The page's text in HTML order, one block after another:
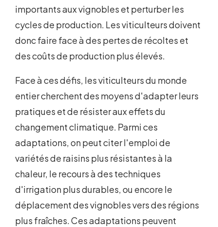
importants aux vignobles et perturber les
cycles de production. Les viticulteurs doivent
donc faire face à des pertes de récoltes et
des coûts de production plus élevés.
Face à ces défis, les viticulteurs du monde
entier cherchent des moyens d'adapter leurs
pratiques et de résister aux effets du
changement climatique. Parmi ces
adaptations, on peut citer l'emploi de
variétés de raisins plus résistantes à la
chaleur, le recours à des techniques
d'irrigation plus durables, ou encore le
déplacement des vignobles vers des régions
plus fraîches. Ces adaptations peuvent